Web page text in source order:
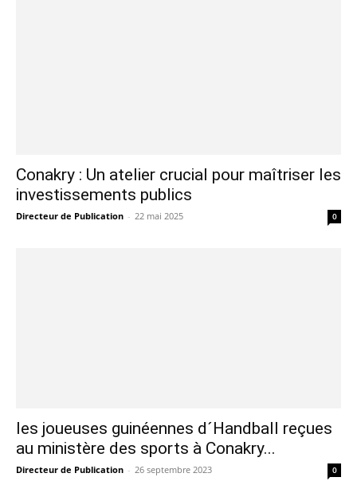
Conakry : Un atelier crucial pour maîtriser les
investissements publics
Directeur de Publication - 22 mai 2025 0
les joueuses guinéennes d´Handball reçues
au ministère des sports à Conakry...
Directeur de Publication - 26 septembre 2023 0